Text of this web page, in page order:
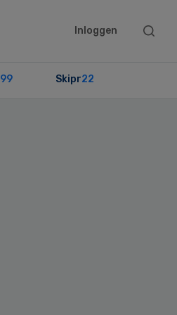
Inloggen
Search
99 Skipr22